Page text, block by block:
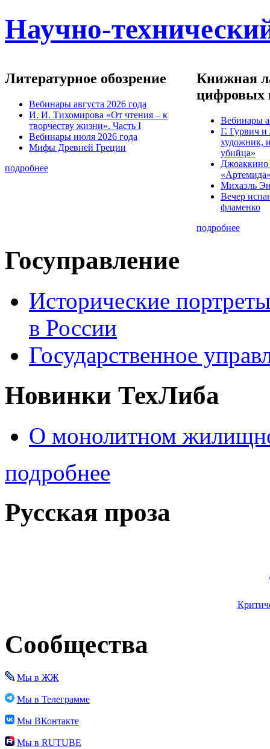
Научно-
Литературное обозрение
Вебинары августа 2026 года
И. И. Тихомирова «От чтения – к
творчеству жизни». Часть I
Вебинары июля 2026 года
Мифы Древней Греции
подробнее
Книжная
цифровых
Вебинары
Г. Гурвич
художник,
убийца»
Михаэль
Вечер
фламенко
подробнее
Госуправление
Исторические
в России
Государственное
Новинки ТехЛиба
О монолитном
подробнее
Русская проза
Сообщества
Мы в ЖЖ
Мы в Телеграмме
Мы ВКонтакте
Мы в RUTUBE